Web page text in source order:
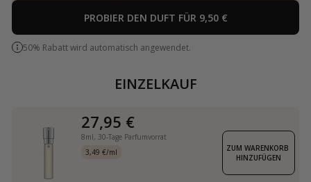
PROBIER DEN DUFT FÜR 9,50 €
50% Rabatt wird automatisch angewendet.
EINZELKAUF
27,95 €
8ml, 30-Tage Parfumvorrat
3,49 €/ml
ZUM WARENKORB
HINZUFÜGEN